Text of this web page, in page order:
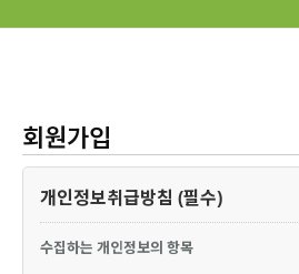
회원가입
개인정보취급방침 (필수)
수집하는 개인정보의 항목